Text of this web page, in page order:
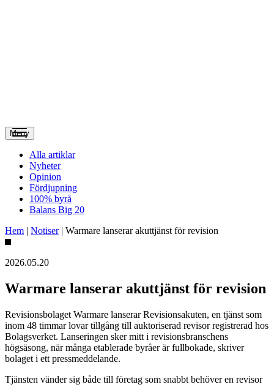
Meny
Alla artiklar
Nyheter
Opinion
Fördjupning
100% byrå
Balans Big 20
Hem | Notiser| Warmare lanserar akuttjänst för revision
2026.05.20
Warmare lanserar akuttjänst för revision
Revisionsbolaget Warmare lanserar Revisionsakuten, en tjänst som
inom 48 timmar lovar tillgång till auktoriserad revisor registrerad hos
Bolagsverket. Lanseringen sker mitt i revisionsbranschens
högsäsong, när många etablerade byråer är fullbokade, skriver
bolaget i ett pressmeddelande.
Tjänsten vänder sig både till företag som snabbt behöver en revisor